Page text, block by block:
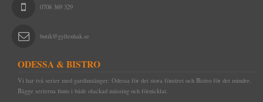
0708 369 329
butik@gyllenhak.se
ODESSA & BISTRO
Vi har två serier med gardinstänger: Odessa för det stora fönstret och Bistro för det mindre.
Bägge serierna finns i både olackad mässing och förnicklat.